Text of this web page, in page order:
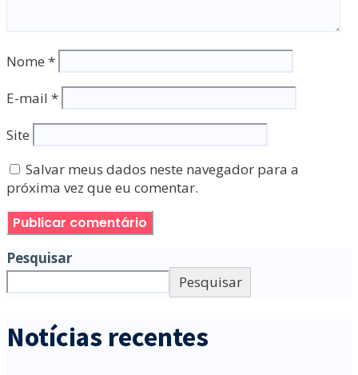
Nome *
E-mail *
Site
Salvar meus dados neste navegador para a
próxima vez que eu comentar.
Pesquisar
Pesquisar
Notícias recentes